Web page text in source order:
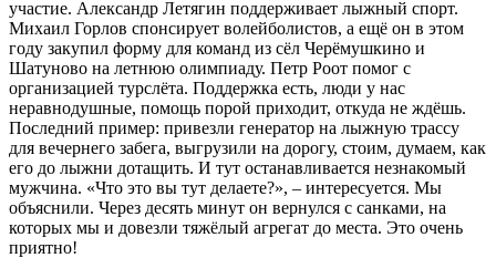
участие. Александр Летягин поддерживает лыжный спорт.
Михаил Горлов спонсирует волейболистов, а ещё он в этом
году закупил форму для команд из сёл Черёмушкино и
Шатуново на летнюю олимпиаду. Петр Роот помог с
организацией турслёта. Поддержка есть, люди у нас
неравнодушные, помощь порой приходит, откуда не ждёшь.
Последний пример: привезли генератор на лыжную трассу
для вечернего забега, выгрузили на дорогу, стоим, думаем, как
его до лыжни дотащить. И тут останавливается незнакомый
мужчина. «Что это вы тут делаете?», – интересуется. Мы
объяснили. Через десять минут он вернулся с санками, на
которых мы и довезли тяжёлый агрегат до места. Это очень
приятно!